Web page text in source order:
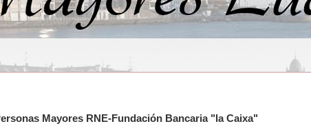
Mayores RNE-Fundación Bancaria "la Caixa"